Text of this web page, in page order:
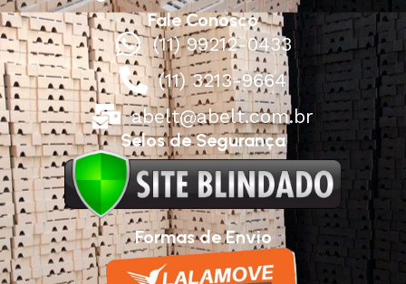
Fale Conosco
(11) 99212-0433
(11) 3213-9664
abelt@abelt.com.br
Selos de Segurança
Formas de Envio